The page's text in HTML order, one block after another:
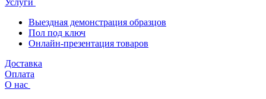
Услуги
Выездная демонстрация образцов
Пол под ключ
Онлайн-презентация товаров
Доставка
Оплата
О нас